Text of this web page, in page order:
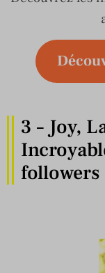
3 – Joy,
followers